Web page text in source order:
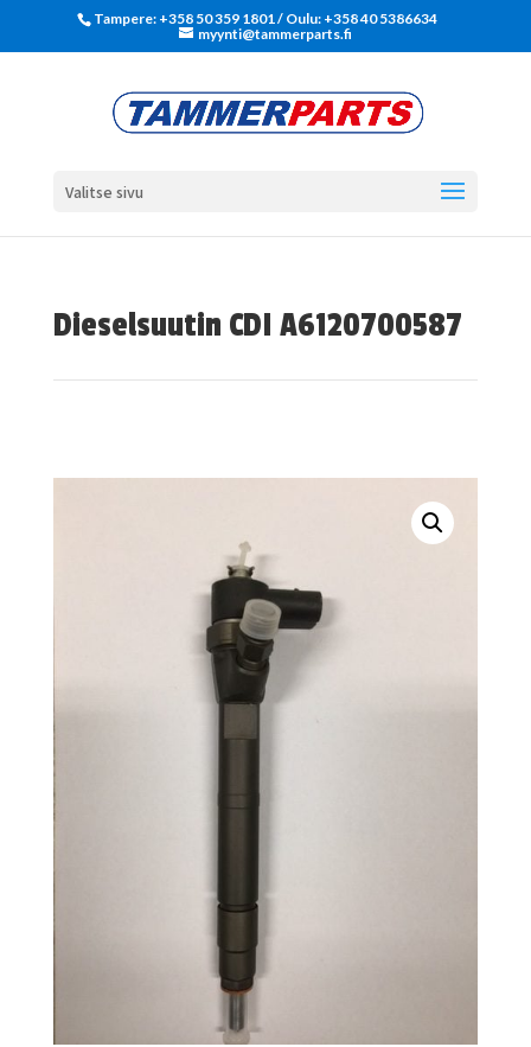
Tampere: +358 50 359 1801‬ / Oulu: +358 40 5386634
myynti@tammerparts.fi
Valitse sivu
Dieselsuutin CDI A6120700587